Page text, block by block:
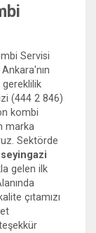
Servisi
(444 2 846)
kombi
marka
Sektörde
gelen ilk
çıtamızı